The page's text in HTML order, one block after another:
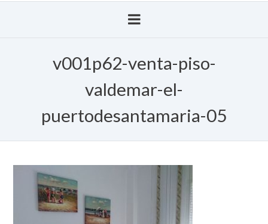
v001p62-venta-piso-
valdemar-el-
puertodesantamaria-05